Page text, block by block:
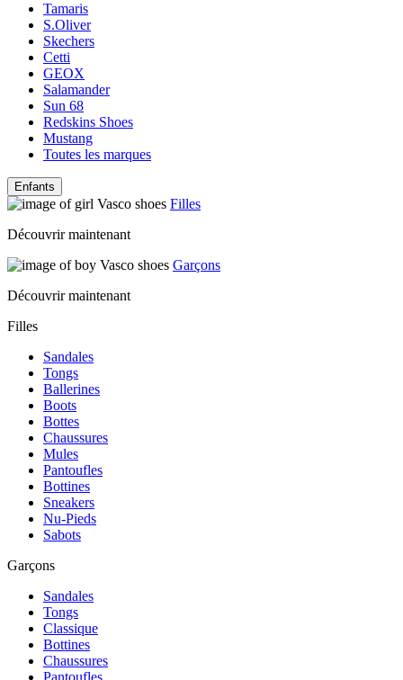
Tamaris
S.Oliver
Skechers
Cetti
GEOX
Salamander
Sun 68
Redskins Shoes
Mustang
Toutes les marques
Enfants
Filles
Découvrir maintenant
Garçons
Découvrir maintenant
Filles
Sandales
Tongs
Ballerines
Boots
Bottes
Chaussures
Mules
Pantoufles
Bottines
Sneakers
Nu-Pieds
Sabots
Garçons
Sandales
Tongs
Classique
Bottines
Chaussures
Pantoufles